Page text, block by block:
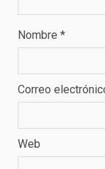
Nombre *
Correo
Web